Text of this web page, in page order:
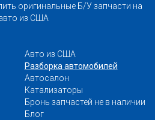
оригинальные Б/У запчасти на
из США
Авто из США
Разборка автомобилей
Автосалон
Катализаторы
Бронь запчастей не в наличии
Блог